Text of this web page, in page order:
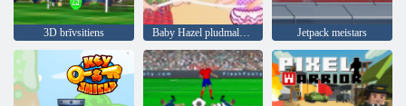
3D brīvsitiens Baby Hazel pludmales ballīte Jetpack meistars